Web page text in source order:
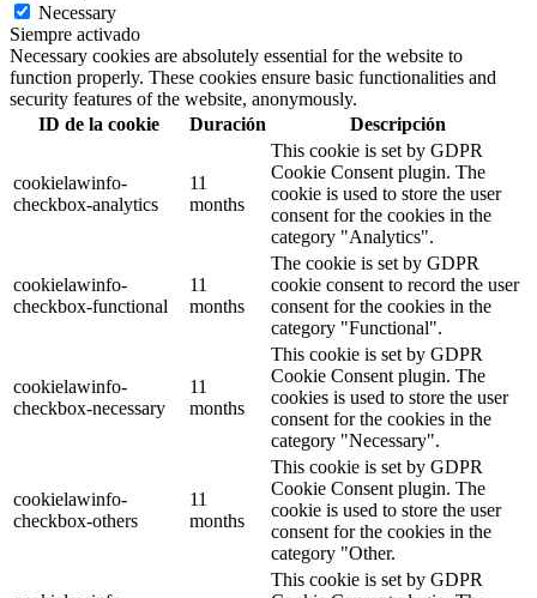
Necessary
Siempre activado
Necessary cookies are absolutely essential for the website to
function properly. These cookies ensure basic functionalities and
security features of the website, anonymously.
ID de la cookie
Duración Descripción
cookielawinfo-
checkbox-analytics
11
months
This cookie is set by GDPR
Cookie Consent plugin. The
cookie is used to store the user
consent for the cookies in the
category "Analytics".
cookielawinfo-
checkbox-functional
11
months
The cookie is set by GDPR
cookie consent to record the user
consent for the cookies in the
category "Functional".
cookielawinfo-
checkbox-necessary
11
months
This cookie is set by GDPR
Cookie Consent plugin. The
cookies is used to store the user
consent for the cookies in the
category "Necessary".
cookielawinfo-
checkbox-others
11
months
This cookie is set by GDPR
Cookie Consent plugin. The
cookie is used to store the user
consent for the cookies in the
category "Other.
This cookie is set by GDPR